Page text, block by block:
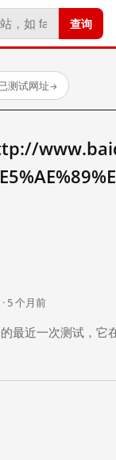
查询
测试网址→
5 个月前
最近一次测试，它